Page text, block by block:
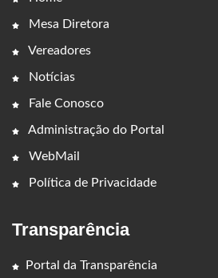
Mesa Diretora
Vereadores
Notícias
Fale Conosco
Administração do Portal
WebMail
Política de Privacidade
Transparência
Portal da Transparência